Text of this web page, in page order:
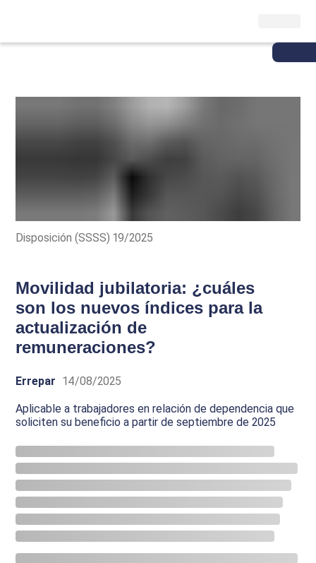
Disposición (SSSS) 19/2025
Movilidad jubilatoria: ¿cuáles
son los nuevos índices para la
actualización de
remuneraciones?
Errepar 14/08/2025
Aplicable a trabajadores en relación de dependencia que
soliciten su beneficio a partir de septiembre de 2025